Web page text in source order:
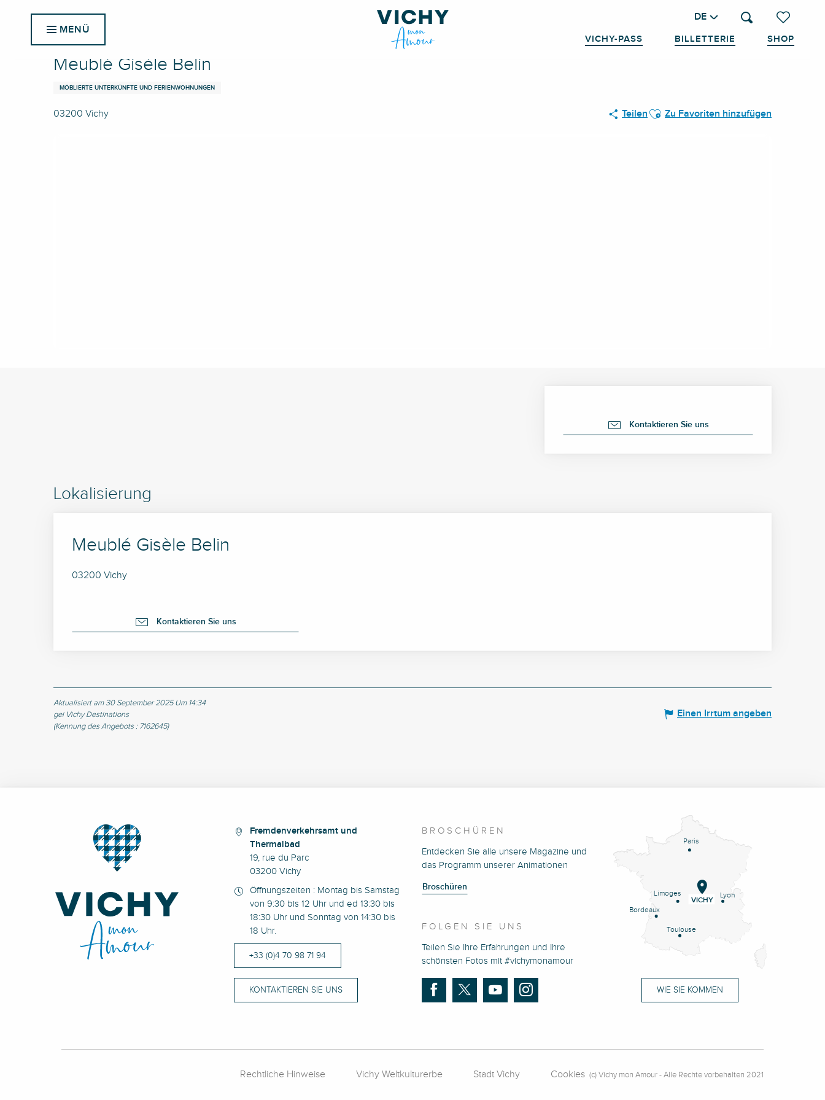
Voir les
Suche
DE
VICHY-PASS BILLETTERIE SHOP
MENÜ
Startseite Meublé Gisèle Belin
Meublé Gisèle Belin
MÖBLIERTE UNTERKÜNFTE UND FERIENWOHNUNGEN
03200 Vichy Teilen Ajouter aux favoris
Zu Favoriten hinzufügen
Kontaktieren Sie uns
Lokalisierung
Meublé Gisèle Belin
03200 Vichy
Kontaktieren Sie uns
Aktualisiert am 30 September 2025 Um 14:34
gei Vichy Destinations
(Kennung des Angebots : 7162645)
Einen Irrtum angeben
Fremdenverkehrsamt und
Thermalbad
19, rue du Parc
03200 Vichy
Öffnungszeiten : Montag bis Samstag
von 9:30 bis 12 Uhr und ed 13:30 bis
18:30 Uhr und Sonntag von 14:30 bis
18 Uhr.
+33 (0)4 70 98 71 94
KONTAKTIEREN SIE UNS
BROSCHÜREN
Entdecken Sie alle unsere Magazine und
das Programm unserer Animationen
Broschüren
FOLGEN SIE UNS
Teilen Sie Ihre Erfahrungen und Ihre
schönsten Fotos mit #vichymonamour
Paris
Lyon
Limoges
Bordeaux
Toulouse
VICHY
WIE SIE KOMMEN
Rechtliche Hinweise Vichy Weltkulturerbe Stadt Vichy Cookies (c) Vichy mon Amour - Alle Rechte vorbehalten 2021